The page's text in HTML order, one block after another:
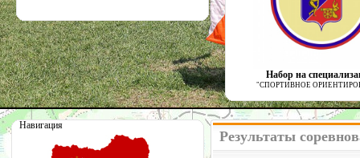
Набор на
"СПОРТИВНОЕ
Навигация
Результаты